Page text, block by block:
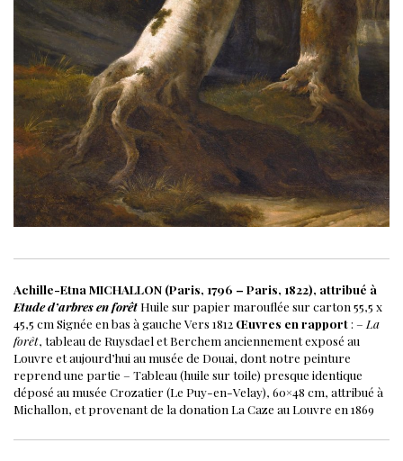
Achille-Etna MICHALLON (Paris, 1796 – Paris, 1822), attribué à
Etude d’arbres en forêtHuile sur papier marouflée sur carton 55,5 x
45,5 cm Signée en bas à gauche Vers 1812 Œuvres en rapport: – La
forêt, tableau de Ruysdael et Berchem anciennement exposé au
Louvre et aujourd’hui au musée de Douai, dont notre peinture
reprend une partie – Tableau (huile sur toile) presque identique
déposé au musée Crozatier (Le Puy-en-Velay), 60×48 cm, attribué à
Michallon, et provenant de la donation La Caze au Louvre en 1869